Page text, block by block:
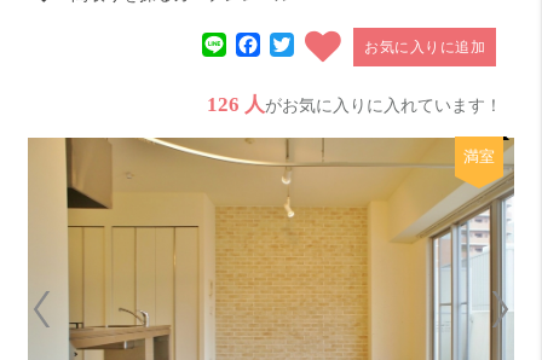
LineFacebook
Twitterお気に入りに追加
126 人がお気に入りに入れています！
満室